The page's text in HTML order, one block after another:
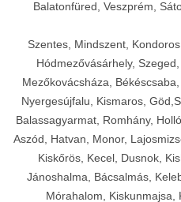
Balatonfüred, Veszprém,
Szentes, Mindszent,
Hódmezővásárhely, Szeged,
Mezőkovácsháza, Békéscsaba,
Nyergesújfalu, Kismaros,
Balassagyarmat, Romhány,
Aszód, Hatvan, Monor,
Kiskőrös, Kecel, Dusnok,
Jánoshalma, Bácsalmás,
Mórahalom, Kiskunmajsa,